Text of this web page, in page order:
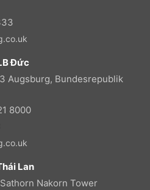
Đức
Augsburg, Bundesrepublik
8000
Lan
Nakorn Tower